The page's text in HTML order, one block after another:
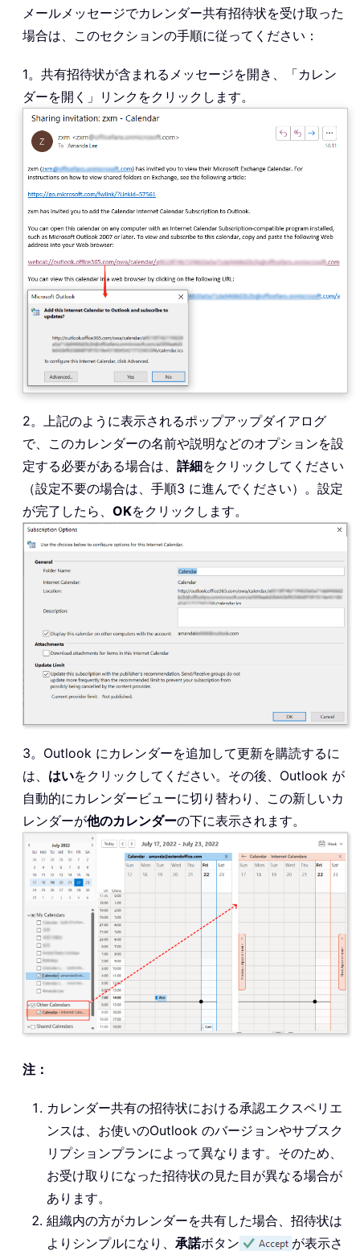
メールメッセージでカレンダー共有招待状を受け取った
場合は、このセクションの手順に従ってください：
1。共有招待状が含まれるメッセージを開き、「カレン
ダーを開く」リンクをクリックします。
2。上記のように表示されるポップアップダイアログ
で、このカレンダーの名前や説明などのオプションを設
定する必要がある場合は、 詳細をクリックしてください
（設定不要の場合は、手順3 に進んでください）。設定
が完了したら、 OKをクリックします。
3。Outlook にカレンダーを追加して更新を購読するに
は、 はいをクリックしてください。その後、Outlook が
自動的にカレンダービューに切り替わり、この新しいカ
レンダーが他のカレンダーの下に表示されます。
注：
カレンダー共有の招待状における承認エクスペリエ
ンスは、お使いのOutlook のバージョンやサブスク
リプションプランによって異なります。そのため、
お受け取りになった招待状の見た目が異なる場合が
あります。
組織内の方がカレンダーを共有した場合、招待状は
よりシンプルになり、 承諾ボタン が表示さ